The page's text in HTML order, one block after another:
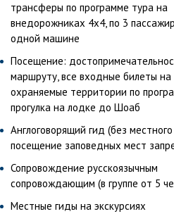
трансферы по программе тура на
внедорожниках 4х4, по 3
одной машине
Посещение:
маршруту, все входные билеты на
охраняемые территории по
прогулка на лодке до Шоаб
Англоговорящий гид (без
посещение заповедных мест
Сопровождение русскоязычным
сопровождающим (в группе от 5
Местные гиды на экскурсиях